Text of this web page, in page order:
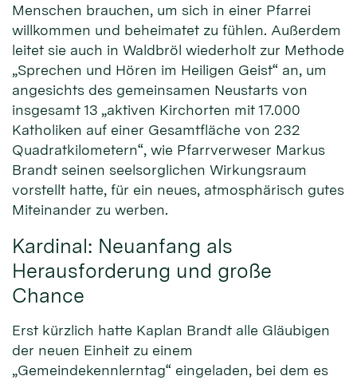
Menschen brauchen, um sich in einer Pfarrei
willkommen und beheimatet zu fühlen. Außerdem
leitet sie auch in Waldbröl wiederholt zur Methode
„Sprechen und Hören im Heiligen Geist“ an, um
angesichts des gemeinsamen Neustarts von
insgesamt 13 „aktiven Kirchorten mit 17.000
Katholiken auf einer Gesamtfläche von 232
Quadratkilometern“, wie Pfarrverweser Markus
Brandt seinen seelsorglichen Wirkungsraum
vorstellt hatte, für ein neues, atmosphärisch gutes
Miteinander zu werben.
Kardinal: Neuanfang als
Herausforderung und große
Chance
Erst kürzlich hatte Kaplan Brandt alle Gläubigen
der neuen Einheit zu einem
„Gemeindekennlerntag“ eingeladen, bei dem es